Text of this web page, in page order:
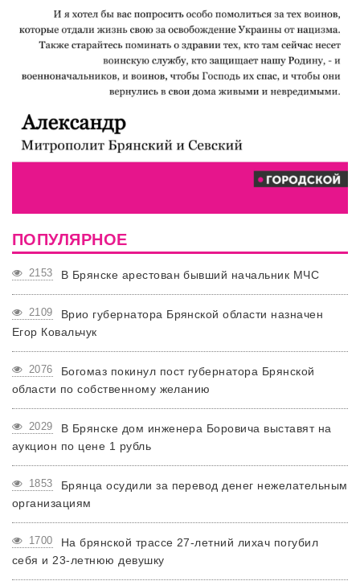
ПОПУЛЯРНОЕ
2153 В Брянске арестован бывший начальник МЧС
2109
Врио губернатора Брянской области назначен
Егор Ковальчук
2076
Богомаз покинул пост губернатора Брянской
области по собственному желанию
2029
В Брянске дом инженера Боровича выставят на
аукцион по цене 1 рубль
1853
Брянца осудили за перевод денег нежелательным
организациям
1700
На брянской трассе 27-летний лихач погубил
себя и 23-летнюю девушку